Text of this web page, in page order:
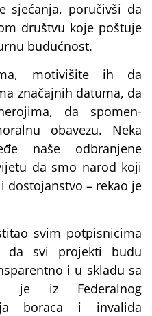
sjećanja, poručivši da
društvu koje poštuje
budućnost.
motivišite ih da
značajnih datuma, da
da spomen-
obavezu. Neka
naše odbranjene
da smo narod koji
dostojanstvo – rekao je
svim potpisnicima
da svi projekti budu
i u skladu sa
je iz Federalnog
boraca i invalida